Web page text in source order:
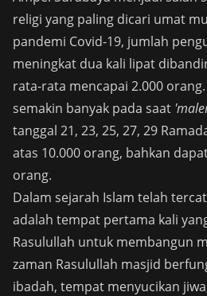
religi yang paling dicari umat
pandemi Covid-19, jumlah
meningkat dua kali lipat
rata-rata mencapai 2.000
semakin banyak pada saat
tanggal 21, 23, 25, 27, 29
atas 10.000 orang, bahkan
orang.
Dalam sejarah Islam telah
adalah tempat pertama kali
Rasulullah untuk membangun
zaman Rasulullah masjid
ibadah, tempat menyucikan